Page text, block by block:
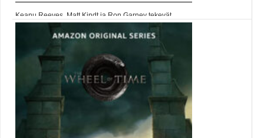
Keanu Reeves, Matt Kindt ja Ron Garney tekevät...